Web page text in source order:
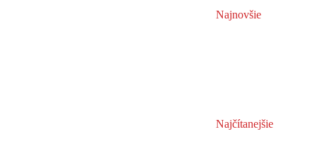
Najnovšie
Najčítanejšie